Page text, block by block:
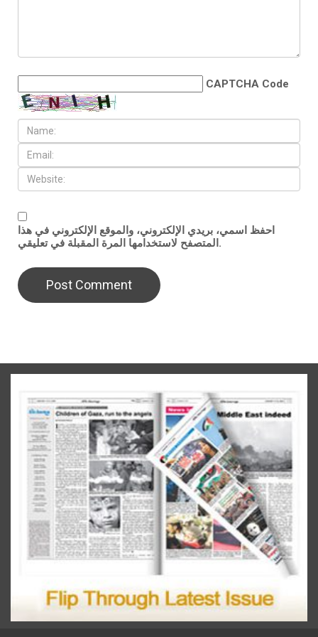
CAPTCHA Code
احفظ اسمي، بريدي الإلكتروني، والموقع الإلكتروني في هذا
المتصفح لاستخدامها المرة المقبلة في تعليقي.